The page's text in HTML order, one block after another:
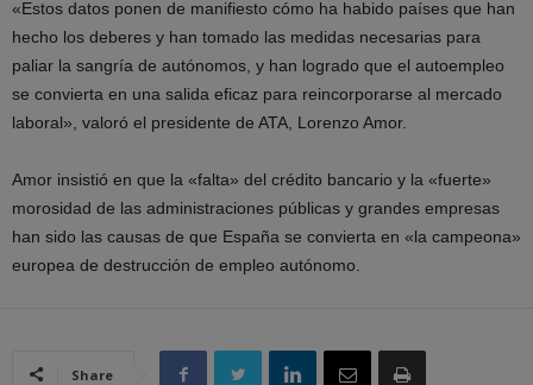
«Estos datos ponen de manifiesto cómo ha habido países que han
hecho los deberes y han tomado las medidas necesarias para
paliar la sangría de autónomos, y han logrado que el autoempleo
se convierta en una salida eficaz para reincorporarse al mercado
laboral», valoró el presidente de ATA, Lorenzo Amor.
Amor insistió en que la «falta» del crédito bancario y la «fuerte»
morosidad de las administraciones públicas y grandes empresas
han sido las causas de que España se convierta en «la campeona»
europea de destrucción de empleo autónomo.
Share